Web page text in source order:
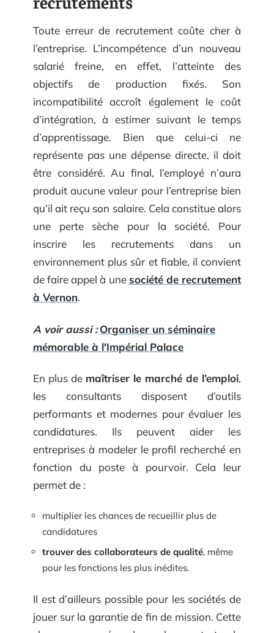
Toute erreur de recrutement coûte cher à
l’entreprise. L’incompétence d’un nouveau
salarié freine, en effet, l’atteinte des
objectifs de production fixés. Son
incompatibilité accroît également le coût
d’intégration, à estimer suivant le temps
d’apprentissage. Bien que celui-ci ne
représente pas une dépense directe, il doit
être considéré. Au final, l’employé n’aura
produit aucune valeur pour l’entreprise bien
qu’il ait reçu son salaire. Cela constitue alors
une perte sèche pour la société. Pour
inscrire les recrutements dans un
environnement plus sûr et fiable, il convient
de faire appel à unesociété de recrutement
à Vernon.
A voir aussi : Organiser un séminaire
mémorable à l'Impérial Palace
En plus de maîtriser le marché de l’emploi,
les consultants disposent d’outils
performants et modernes pour évaluer les
candidatures. Ils peuvent aider les
entreprises à modeler le profil recherché en
fonction du poste à pourvoir. Cela leur
permet de :
multiplier les chances de recueillir plus de
candidatures
trouver des collaborateurs de qualité, même
pour les fonctions les plus inédites.
Il est d’ailleurs possible pour les sociétés de
jouer sur la garantie de fin de mission. Cette